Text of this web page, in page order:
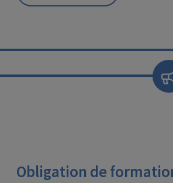
Obligation de